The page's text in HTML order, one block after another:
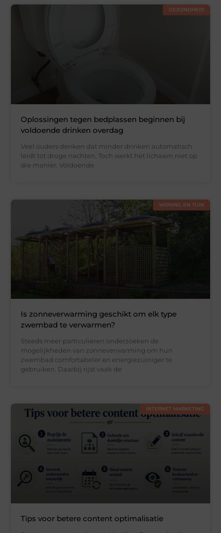
GEZONDHEID
Oplossingen tegen bedplassen beginnen bij
voldoende drinken overdag
Veel ouders denken dat minder drinken automatisch
leidt tot droge nachten. Toch werkt het lichaam niet op
die manier. Voldoende
WONING EN TUIN
Is zonneverwarming geschikt om elk type
zwembad te verwarmen?
Steeds meer particulieren onderzoeken de
mogelijkheden van zonneverwarming om hun
zwembad comfortabeler en energiezuiniger te
gebruiken. Daarbij rijst vaak de
INTERNET MARKETING
Tips voor betere content optimalisatie